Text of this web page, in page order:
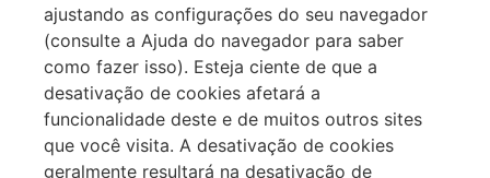
ajustando as configurações do seu navegador
(consulte a Ajuda do navegador para saber
como fazer isso). Esteja ciente de que a
desativação de cookies afetará a
funcionalidade deste e de muitos outros sites
que você visita. A desativação de cookies
geralmente resultará na desativação de